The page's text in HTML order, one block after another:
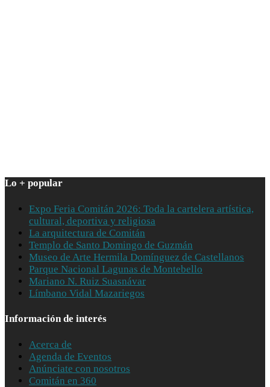
Lo + popular
Expo Feria Comitán 2026: Toda la cartelera artística,
cultural, deportiva y religiosa
La arquitectura de Comitán
Templo de Santo Domingo de Guzmán
Museo de Arte Hermila Domínguez de Castellanos
Parque Nacional Lagunas de Montebello
Mariano N. Ruiz Suasnávar
Límbano Vidal Mazariegos
Información de interés
Acerca de
Agenda de Eventos
Anúnciate con nosotros
Comitán en 360